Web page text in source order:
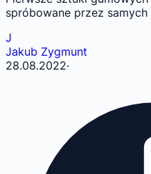
spróbowane przez
J
Jakub Zygmunt
28.08.2022·